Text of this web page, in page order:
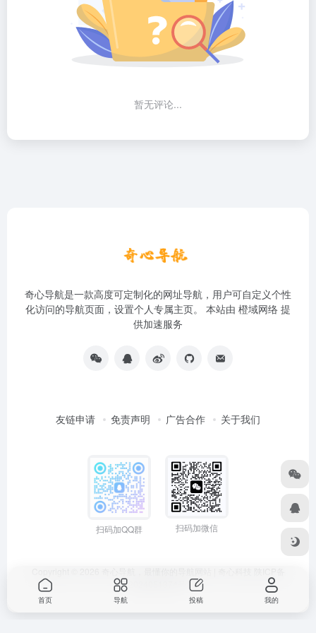
暂无评论...
奇心导航是一款高度可定制化的网址导航，用户可自定义个性
化访问的导航页面，设置个人专属主页。 本站由 橙域网络 提
供加速服务
友链申请 免责声明 广告合作 关于我们
扫码加QQ群 扫码加微信
首页 导航 投稿 我的